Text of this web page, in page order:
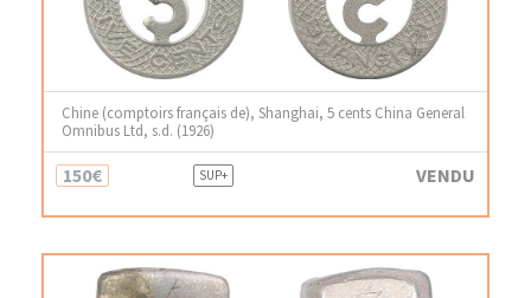
Chine (comptoirs français de), Shanghai, 5 cents China General
Omnibus Ltd, s.d. (1926)
150€ SUP+ VENDU